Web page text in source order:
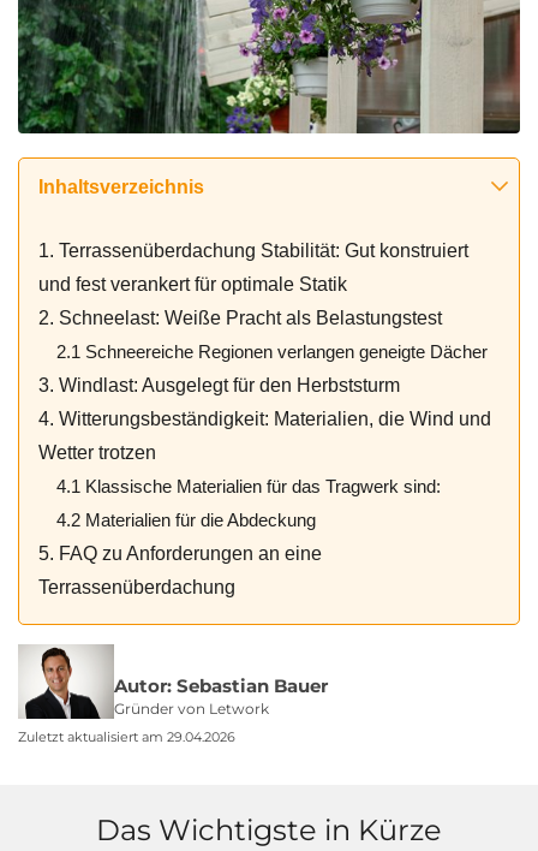
Inhaltsverzeichnis
1. Terrassenüberdachung Stabilität: Gut konstruiert
und fest verankert für optimale Statik
2. Schneelast: Weiße Pracht als Belastungstest
2.1 Schneereiche Regionen verlangen geneigte Dächer
3. Windlast: Ausgelegt für den Herbststurm
4. Witterungsbeständigkeit: Materialien, die Wind und
Wetter trotzen
4.1 Klassische Materialien für das Tragwerk sind:
4.2 Materialien für die Abdeckung
5. FAQ zu Anforderungen an eine
Terrassenüberdachung
Autor: Sebastian Bauer
Gründer von Letwork
Zuletzt aktualisiert am 29.04.2026
Das Wichtigste in Kürze